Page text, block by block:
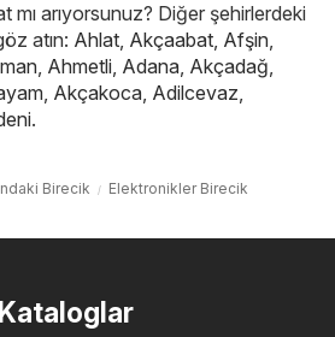
mı arıyorsunuz? Diğer şehirlerdeki
atın: Ahlat, Akçaabat, Afşin,
, Ahmetli, Adana, Akçadağ,
, Akçakoca, Adilcevaz,
.
Birecik Elektronikler Birecik
Kataloglar